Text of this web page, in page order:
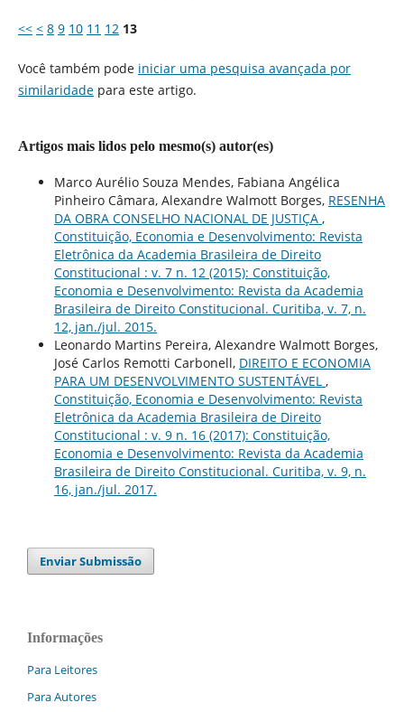
<< < 8 9 10 11 12 13
Você também pode iniciar uma pesquisa avançada por
similaridadepara este artigo.
Artigos mais lidos pelo mesmo(s) autor(es)
Marco Aurélio Souza Mendes, Fabiana Angélica
Pinheiro Câmara, Alexandre Walmott Borges, RESENHA
DA OBRA CONSELHO NACIONAL DE JUSTIÇA ,
Constituição, Economia e Desenvolvimento: Revista
Eletrônica da Academia Brasileira de Direito
Constitucional : v. 7 n. 12 (2015): Constituição,
Economia e Desenvolvimento: Revista da Academia
Brasileira de Direito Constitucional. Curitiba, v. 7, n.
12, jan./jul. 2015.
Leonardo Martins Pereira, Alexandre Walmott Borges,
José Carlos Remotti Carbonell, DIREITO E ECONOMIA
PARA UM DESENVOLVIMENTO SUSTENTÁVEL ,
Constituição, Economia e Desenvolvimento: Revista
Eletrônica da Academia Brasileira de Direito
Constitucional : v. 9 n. 16 (2017): Constituição,
Economia e Desenvolvimento: Revista da Academia
Brasileira de Direito Constitucional. Curitiba, v. 9, n.
16, jan./jul. 2017.
Enviar Submissão
Informações
Para Leitores
Para Autores